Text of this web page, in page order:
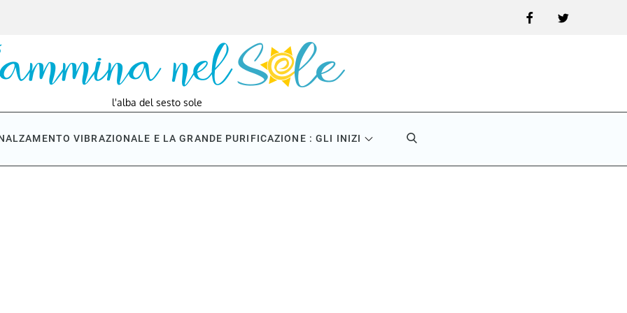
FacebookTwitter
l'alba del sesto sole
VIBRAZIONALE E LA GRANDE PURIFICAZIONE : GLI INIZI